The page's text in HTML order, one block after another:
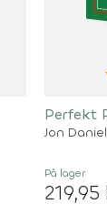
Perfekt
Jon
På lager
219,95